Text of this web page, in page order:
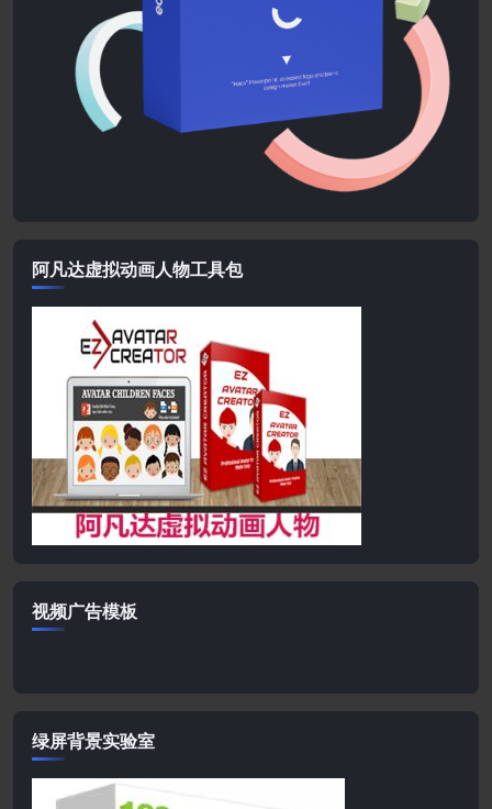
阿凡达虚拟动画人物工具包
视频广告模板
绿屏背景实验室